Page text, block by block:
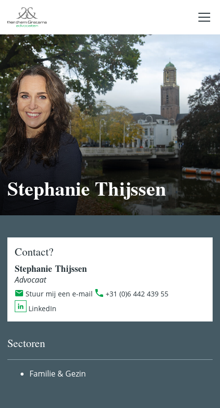
Stephanie Thijssen
Sectoren
Familie & Gezin
Contact?
Stephanie Thijssen
Advocaat
Stuur mij een e-mail
+31 (0)6 442 439 55
LinkedIn